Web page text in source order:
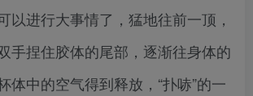
以进行大事情了，猛地往前一顶，
手捏住胶体的尾部，逐渐往身体的
体中的空气得到释放，“扑哧”的一